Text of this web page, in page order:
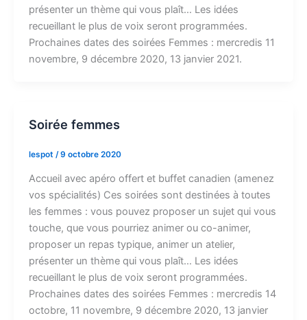
présenter un thème qui vous plaît… Les idées
recueillant le plus de voix seront programmées.
Prochaines dates des soirées Femmes : mercredis 11
novembre, 9 décembre 2020, 13 janvier 2021.
Soirée femmes
lespot /9 octobre 2020
Accueil avec apéro offert et buffet canadien (amenez
vos spécialités) Ces soirées sont destinées à toutes
les femmes : vous pouvez proposer un sujet qui vous
touche, que vous pourriez animer ou co-animer,
proposer un repas typique, animer un atelier,
présenter un thème qui vous plaît… Les idées
recueillant le plus de voix seront programmées.
Prochaines dates des soirées Femmes : mercredis 14
octobre, 11 novembre, 9 décembre 2020, 13 janvier